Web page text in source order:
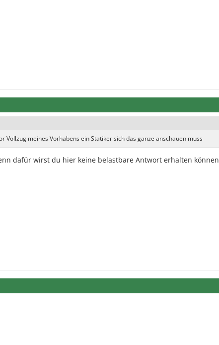
Vollzug meines Vorhabens ein Statiker sich das ganze anschauen muss
dafür wirst du hier keine belastbare Antwort erhalten können